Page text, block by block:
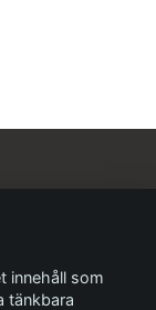
innehåll som
tänkbara